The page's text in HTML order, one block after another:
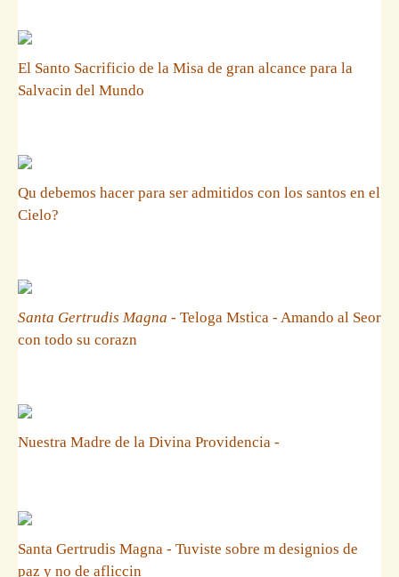
El Santo Sacrificio de la Misa de gran alcance para la
Salvacin del Mundo
Qu debemos hacer para ser admitidos con los santos en el
Cielo?
Santa Gertrudis Magna - Teloga Mstica - Amando al Seor
con todo su corazn
Nuestra Madre de la Divina Providencia -
Santa Gertrudis Magna - Tuviste sobre m designios de
paz y no de afliccin